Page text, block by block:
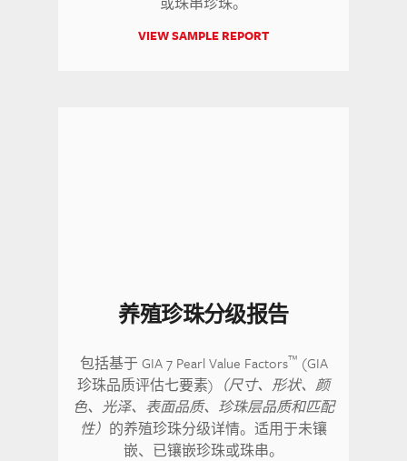
VIEW SAMPLE REPORT
养殖珍珠分级报告
包括基于 GIA 7 Pearl Value Factors™ (GIA
珍珠品质评估七要素) （尺寸、形状、颜
色、光泽、表面品质、珍珠层品质和匹配
性） 的养殖珍珠分级详情。适用于未镶
嵌、已镶嵌珍珠或珠串。